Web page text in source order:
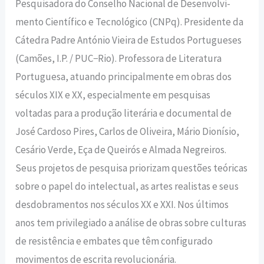
Pesquisadora do Conselho Nacional de Desenvolvi-
mento Científico e Tecnológico (CNPq). Presidente da
Cátedra Padre António Vieira de Estudos Portugueses
(Camões, I.P. / PUC−Rio). Professora de Literatura
Portuguesa, atuando principalmente em obras dos
séculos XIX e XX, especialmente em pesquisas
voltadas para a produção literária e documental de
José Cardoso Pires, Carlos de Oliveira, Mário Dionísio,
Cesário Verde, Eça de Queirós e Almada Negreiros.
Seus projetos de pesquisa priorizam questões teóricas
sobre o papel do intelectual, as artes realistas e seus
desdobramentos nos séculos XX e XXI. Nos últimos
anos tem privilegiado a análise de obras sobre culturas
de resistência e embates que têm configurado
movimentos de escrita revolucionária.